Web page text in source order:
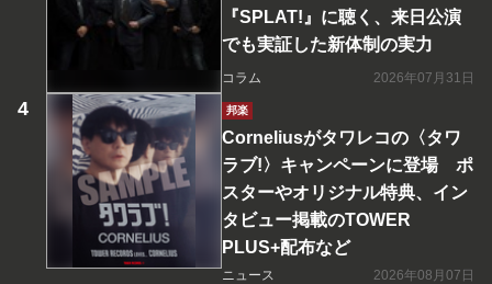
『SPLAT!』に聴く、来日公演
でも実証した新体制の実力
コラム 2026年07月31日
邦楽
Corneliusがタワレコの〈タワ
ラブ!〉キャンペーンに登場 ポ
スターやオリジナル特典、イン
タビュー掲載のTOWER
PLUS+配布など
ニュース 2026年08月07日